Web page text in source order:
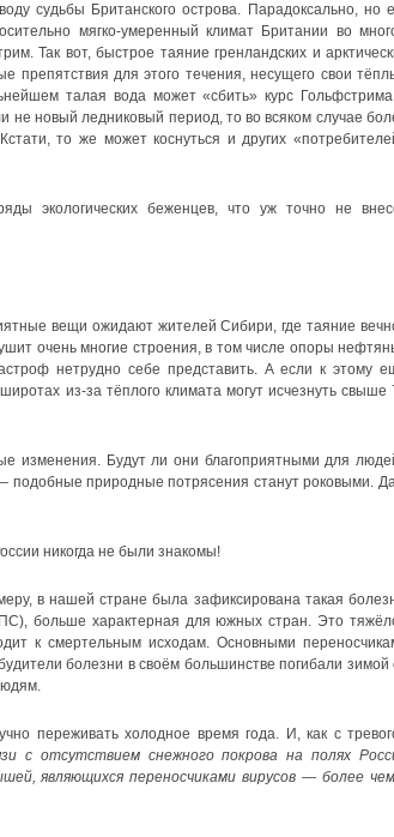
судьбы Британского острова. Парадоксально, но
мягко-умеренный климат Британии во
Так вот, быстрое таяние гренландских и
препятствия для этого течения, несущего свои
талая вода может «сбить» курс
не новый ледниковый период, то во всяком случае
то же может коснуться и других
экологических беженцев, что уж точно не
вещи ожидают жителей Сибири, где таяние
очень многие строения, в том числе опоры
нетрудно себе представить. А если к этому
из-за тёплого климата могут исчезнуть свыше
изменения. Будут ли они благоприятными для
подобные природные потрясения станут роковыми.
никогда не были знакомы!
в нашей стране была зафиксирована такая
больше характерная для южных стран. Это
к смертельным исходам. Основными
болезни в своём большинстве погибали зимой
переживать холодное время года. И, как с
с отсутствием снежного покрова на полях
являющихся переносчиками вирусов — более